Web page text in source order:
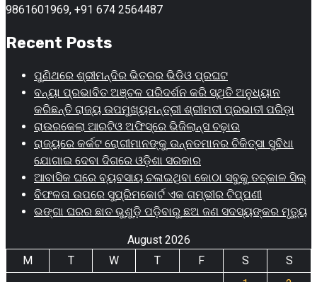
9861601969, +91 674 2564487
Recent Posts
ପୁଣିଥରେ ଶ୍ରୀମନ୍ଦିର ଭିତରର ଭିଡିଓ ପ୍ରଘଟ
ବନ୍ୟା ପ୍ରଭାବିତ ଅଞ୍ଚଳ ପରିଦର୍ଶନ କରି ସ୍ଥିତି ଅନୁଧ୍ୟାନ
କରିଛନ୍ତି ରାଜ୍ୟ ଉପମୁଖ୍ୟମନ୍ତ୍ରୀ ଶ୍ରୀମତୀ ପ୍ରଭାତୀ ପରିଡ଼ା
ରାଉରକେଲା ଆରଟିଓ ଅଫିସ୍‌ରେ ଭିଜିଲାନ୍ସ ଚଢ଼ାଉ
ରାଜ୍ୟରେ କର୍କଟ ରୋଗୀମାନଙ୍କୁ ଉନ୍ନତମାନର ଚିକିତ୍ସା ସୁବିଧା
ଯୋଗାଇ ଦେବା ଦିଗରେ ଓଡ଼ିଶା ସରକାର
ଆବାସିକ ଘରେ ବ୍ୟବସାୟ ଚଳାଇଥିବା କୋଠା ସବୁକୁ ତତ୍କାଳ ସିଲ୍‌
ବିଫଳତା ଉପରେ ସୁପ୍ରିମକୋର୍ଟ ଏକ ଗମ୍ଭୀର ଟିପ୍ପଣୀ
ଭଙ୍ଗା ଘରର ଛାତ ଭୁଶୁଡ଼ି ପଡ଼ିବାରୁ ଛଅ ଜଣ ସଦସ୍ୟଙ୍କର ମୃତ୍ୟୁ
August 2026
M
T W T F S
S